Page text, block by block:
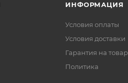
ИНФОРМАЦИЯ
Условия оплаты
Условия доставки
Гарантия на товар
Политика